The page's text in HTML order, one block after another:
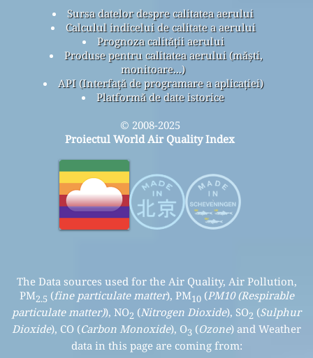
Sursa datelor despre calitatea aerului
Calculul indicelui de calitate a aerului
Prognoza calității aerului
Produse pentru calitatea aerului (măști,
monitoare...)
API (Interfață de programare a aplicației)
Platformă de date istorice
© 2008-2025
Proiectul World Air Quality Index
The Data sources used for the Air Quality, Air Pollution,
PM2.5 (fine particulate matter), PM10(PM10 (Respirable
particulate matter)), NO2 (Nitrogen Dioxide), SO2 (Sulphur
Dioxide), CO (Carbon Monoxide), O3 (Ozone) and Weather
data in this page are coming from: